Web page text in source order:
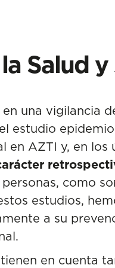
Salud
una vigilancia
estudio
en AZTI y, en
como
estudios,
a su
en cuenta